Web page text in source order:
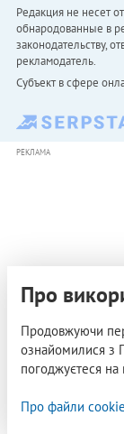
Редакция не несет
обнародованные в
законодательству,
рекламодатель.
Субъект в сфере
РЕКЛАМА
Про
Продовжуючи
ознайомилися з
погоджуєтеся
Про файли